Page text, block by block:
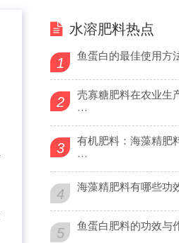
水溶肥料热点
1 鱼蛋白的最佳使用方
2
壳寡糖肥料在农业生
···
3
有机肥料：海藻精肥
···
4 海藻精肥料有哪些功
5 鱼蛋白肥料的功效与